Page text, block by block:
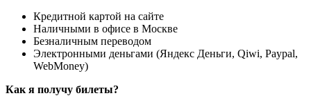
Кредитной картой на сайте
Наличными в офисе в Москве
Безналичным переводом
Электронными деньгами (Яндекс Деньги, Qiwi, Paypal,
WebMoney)
Как я получу билеты?